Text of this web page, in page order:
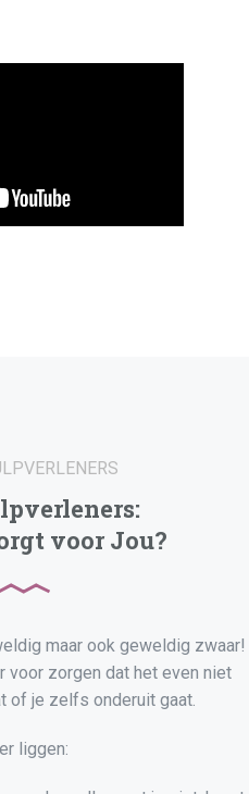
voor Jou?
maar ook geweldig zwaar!
voor zorgen dat het even niet
of je zelfs onderuit gaat.
liggen: